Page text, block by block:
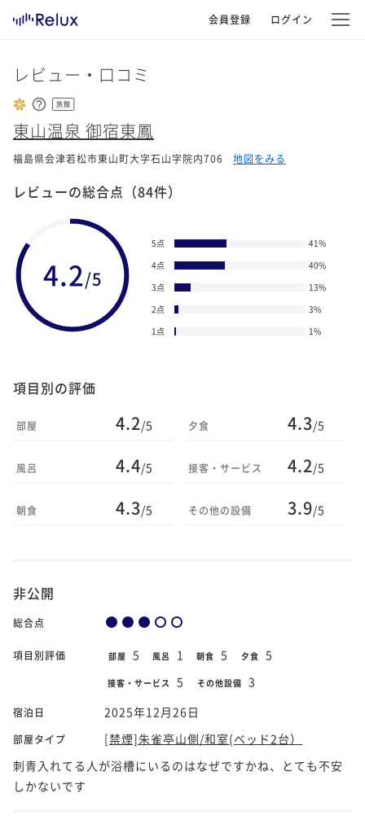
会員登録 ログイン
レビュー・口コミ
旅館
東山温泉 御宿東鳳
福島県会津若松市東山町大字石山字院内706 地図をみる
レビューの総合点 （84件）
4.2/5
5点 41%
4点
40%
3点
13%
2点
3%
1点
1%
項目別の評価
部屋 4.2/5
風呂 4.4/5
朝食 4.3/5
夕食 4.3/5
接客・サービス 4.2/5
その他の設備 3.9/5
非公開
総合点
項目別評価 部屋 5 風呂 1 朝食 5 夕食 5
接客・サービス 5 その他設備 3
宿泊日 2025年12月26日
部屋タイプ
[禁煙]朱雀亭山側/和室(ベッド2台）
刺青入れてる人が浴槽にいるのはなぜですかね、とても不安
しかないです